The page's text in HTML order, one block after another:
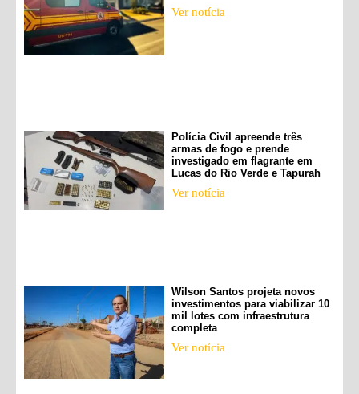
Ver notícia
Polícia Civil apreende três
armas de fogo e prende
investigado em flagrante em
Lucas do Rio Verde e Tapurah
Ver notícia
Wilson Santos projeta novos
investimentos para viabilizar 10
mil lotes com infraestrutura
completa
Ver notícia